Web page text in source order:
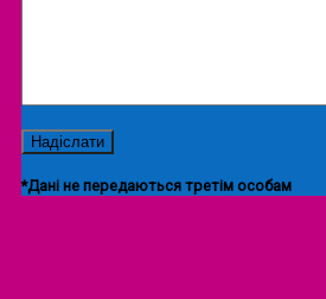
*Дані не передаються третім особам